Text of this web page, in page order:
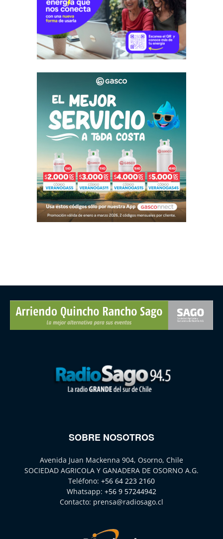
SOBRE NOSOTROS
Avenida Juan Mackenna 904, Osorno, Chile
SOCIEDAD AGRICOLA Y GANADERA DE OSORNO A.G.
Teléfono: +56 64 223 2160
Whatsapp: +56 9 57244942
Contacto: prensa@radiosago.cl